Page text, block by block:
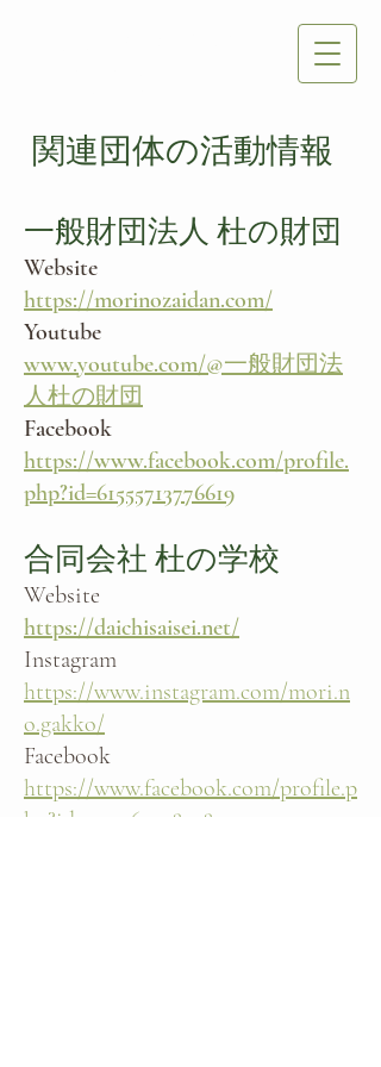
関連団体の活動情報
一般財団法人 杜の財団
Website
https://morinozaidan.com/
Youtube
www.youtube.com/@一般財団法
人杜の財団
Facebook
https://www.facebook.com/profile.
php?id=61555713776619
合同会社 杜の学校
Website
https://daichisaisei.net/
Instagram
https://www.instagram.com/mori.n
o.gakko/
Facebook
https://www.facebook.com/profile.p
hp?id=100064738718950